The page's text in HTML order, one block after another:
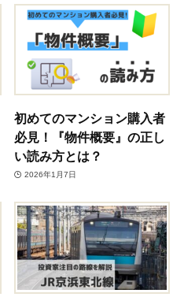
初めてのマンション購入者
必見！『物件概要』の正し
い読み方とは？
2026年1月7日